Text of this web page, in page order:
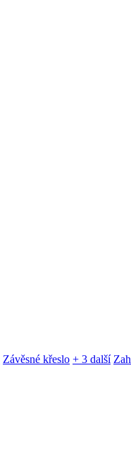
Závěsné křeslo + 3 další